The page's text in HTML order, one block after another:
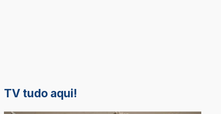
TV tudo aqui!